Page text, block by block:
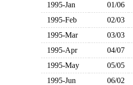
1995-Jan 01/06
1995-Feb
02/03
1995-Mar
03/03
1995-Apr
04/07
1995-May
05/05
1995-Jun
06/02